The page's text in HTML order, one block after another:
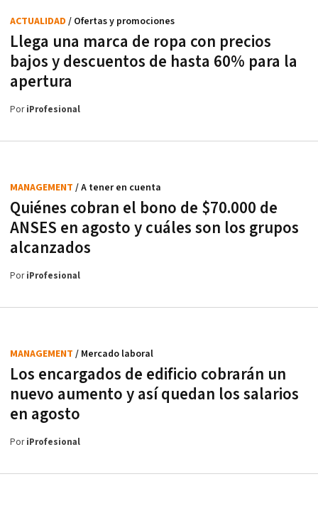
Llega una marca de ropa con precios
bajos y descuentos de hasta 60% para la
apertura
ACTUALIDAD / Ofertas y promociones
PoriProfesional
Quiénes cobran el bono de $70.000 de
ANSES en agosto y cuáles son los grupos
alcanzados
MANAGEMENT / A tener en cuenta
PoriProfesional
Los encargados de edificio cobrarán un
nuevo aumento y así quedan los salarios
en agosto
MANAGEMENT / Mercado laboral
PoriProfesional